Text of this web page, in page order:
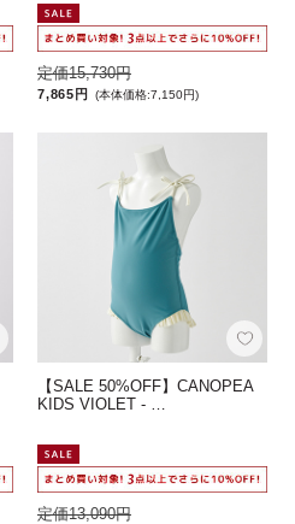
定価15,730円
7,865円 (本体価格:7,150円)
【SALE 50%OFF】CANOPEA
KIDS VIOLET - …
定価13,090円